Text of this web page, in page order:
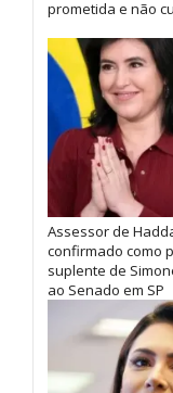
prometida e não
Assessor de
confirmado como
suplente de
ao Senado em SP